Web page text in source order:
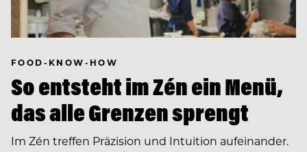
FOOD-KNOW-HOW
So entsteht im Zén ein Menü,
das alle Grenzen sprengt
Im Zén treffen Präzision und Intuition aufeinander.